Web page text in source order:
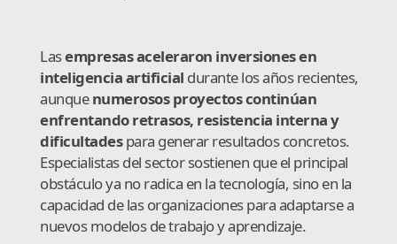
Lasempresas aceleraron inversiones en
inteligencia artificial durante los años recientes,
aunquenumerosos proyectos continúan
enfrentando retrasos, resistencia interna y
dificultadespara generar resultados concretos.
Especialistas del sector sostienen que el principal
obstáculo ya no radica en la tecnología, sino en la
capacidad de las organizaciones para adaptarse a
nuevos modelos de trabajo y aprendizaje.